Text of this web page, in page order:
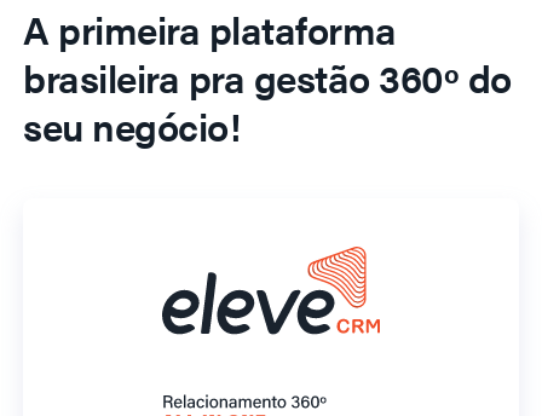
A primeira plataforma
brasileira pra gestão 360º do
seu negócio!